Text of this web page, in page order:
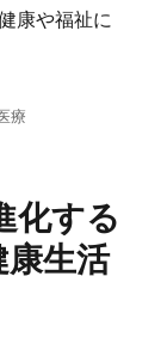
康や福祉に
で実感する未来
療
化する
生活